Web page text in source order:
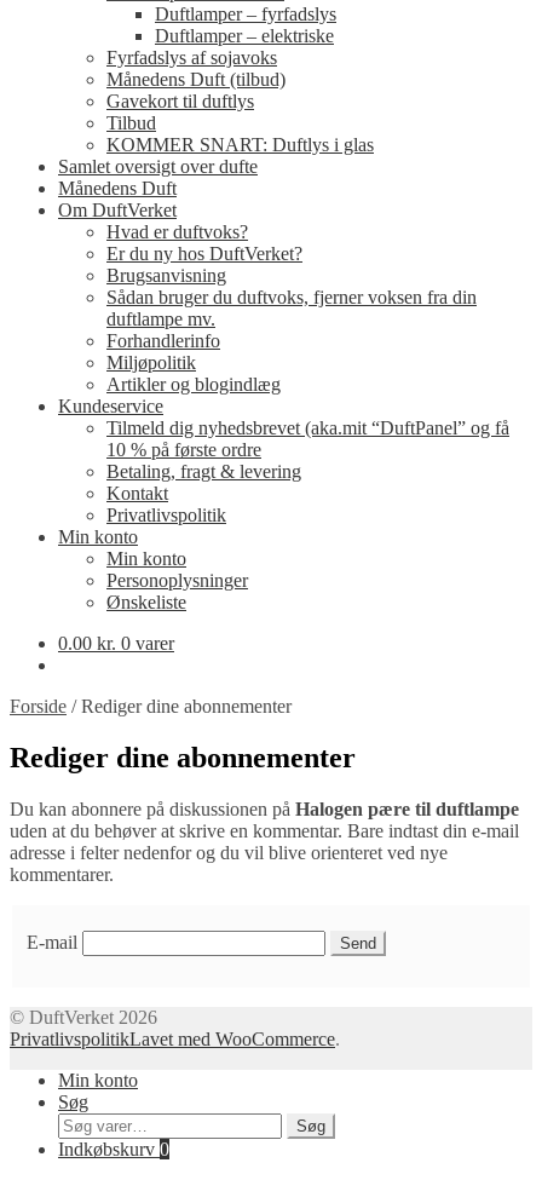
Duftlamper – fyrfadslys
Duftlamper – elektriske
Fyrfadslys af sojavoks
Månedens Duft (tilbud)
Gavekort til duftlys
Tilbud
KOMMER SNART: Duftlys i glas
Samlet oversigt over dufte
Månedens Duft
Om DuftVerket
Hvad er duftvoks?
Er du ny hos DuftVerket?
Brugsanvisning
Sådan bruger du duftvoks, fjerner voksen fra din
duftlampe mv.
Forhandlerinfo
Miljøpolitik
Artikler og blogindlæg
Kundeservice
Tilmeld dig nyhedsbrevet (aka.mit “DuftPanel” og få
10 % på første ordre
Betaling, fragt & levering
Kontakt
Privatlivspolitik
Min konto
Min konto
Personoplysninger
Ønskeliste
0.00 kr. 0 varer
Forside /Rediger dine abonnementer
Rediger dine abonnementer
Du kan abonnere på diskussionen på Halogen pære til duftlampe
uden at du behøver at skrive en kommentar. Bare indtast din e-mail
adresse i felter nedenfor og du vil blive orienteret ved nye
kommentarer.
E-mail
© DuftVerket 2026
PrivatlivspolitikLavet med WooCommerce.
Min konto
Søg
Søg
efter:
Søg
Indkøbskurv 0